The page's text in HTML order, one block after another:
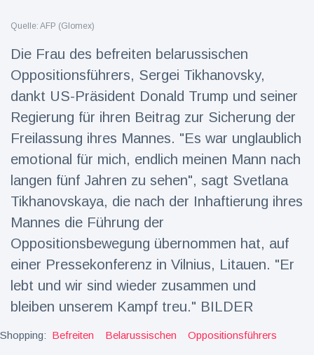
Reisen & Abenteuer
Neueste
Nachrichten
"Das alte
England":
Fans
frustriert
nach WM-
Aus
16 Juli
76
Sorge um
Jungstorch
glückliche
Wendung
16 Juli
Aufrufe
Vor WM-
Rauch-
und Hitze
Quelle: AFP (Glomex)
Die Frau des befreiten belarussischen
Oppositionsführers, Sergei Tikhanovsky,
dankt US-Präsident Donald Trump und seiner
Regierung für ihren Beitrag zur Sicherung der
Freilassung ihres Mannes. "Es war unglaublich
emotional für mich, endlich meinen Mann nach
langen fünf Jahren zu sehen", sagt Svetlana
Tikhanovskaya, die nach der Inhaftierung ihres
Mannes die Führung der
Oppositionsbewegung übernommen hat, auf
einer Pressekonferenz in Vilnius, Litauen. "Er
lebt und wir sind wieder zusammen und
bleiben unserem Kampf treu." BILDER
Shopping: Befreiten Belarussischen Oppositionsführers